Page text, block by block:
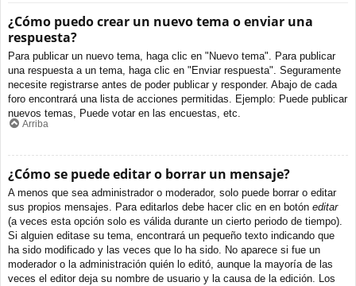
¿Cómo puedo crear un nuevo tema o enviar una
respuesta?
Para publicar un nuevo tema, haga clic en "Nuevo tema". Para publicar
una respuesta a un tema, haga clic en "Enviar respuesta". Seguramente
necesite registrarse antes de poder publicar y responder. Abajo de cada
foro encontrará una lista de acciones permitidas. Ejemplo: Puede publicar
nuevos temas, Puede votar en las encuestas, etc.
Arriba
¿Cómo se puede editar o borrar un mensaje?
A menos que sea administrador o moderador, solo puede borrar o editar
sus propios mensajes. Para editarlos debe hacer clic en en botón editar
(a veces esta opción solo es válida durante un cierto periodo de tiempo).
Si alguien editase su tema, encontrará un pequeño texto indicando que
ha sido modificado y las veces que lo ha sido. No aparece si fue un
moderador o la administración quién lo editó, aunque la mayoría de las
veces el editor deja su nombre de usuario y la causa de la edición. Los